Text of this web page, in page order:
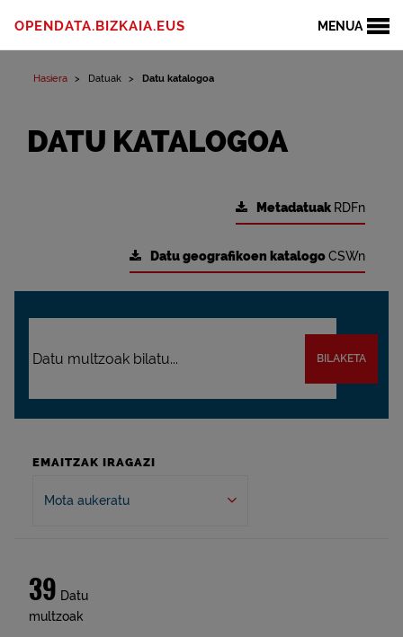
MENUA
OPENDATA.BIZKAIA.EUS
Hasiera Datuak Datu katalogoa
DATU KATALOGOA
Metadatuak RDFn
Datu geografikoen katalogoCSWn
BILAKETA
EMAITZAK IRAGAZI
Mota aukeratu
39 Datu
multzoak